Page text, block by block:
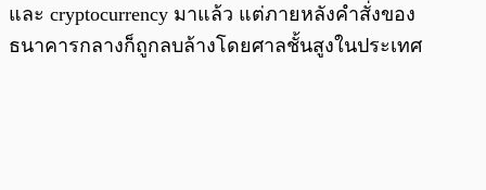
และ cryptocurrency มาแล้ว แต่ภายหลังคำสั่งของ
ธนาคารกลางก็ถูกลบล้างโดยศาลชั้นสูงในประเทศ